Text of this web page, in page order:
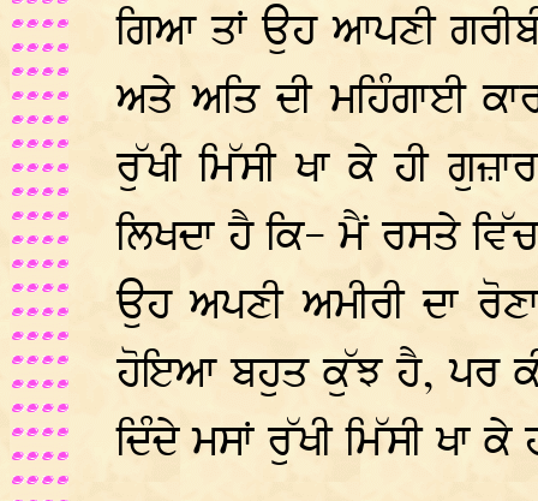
ਗਿਆ ਤਾਂ ਉਹ ਆਪਣੀ
ਅਤੇ ਅਤਿ ਦੀ ਮਹਿੰਗਾਈ
ਰੁੱਖੀ ਮਿੱਸੀ ਖਾ ਕੇ ਹੀ
ਲਿਖਦਾ ਹੈ ਕਿ- ਮੈਂ ਰਸਤੇ
ਉਹ ਅਪਣੀ ਅਮੀਰੀ ਦਾ
ਹੋਇਆ ਬਹੁਤ ਕੁੱਝ ਹੈ, ਪਰ ਕੀ
ਦਿੰਦੇ ਮਸਾਂ ਰੁੱਖੀ ਮਿੱਸੀ ਖਾ